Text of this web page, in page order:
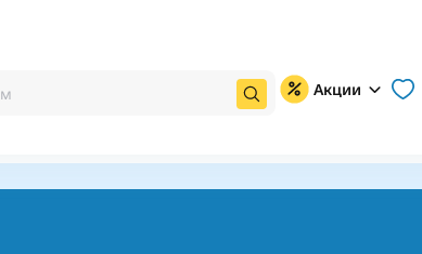
Акции